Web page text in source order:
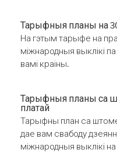
Тарыфныя планы на
На гэтым тарыфе на
міжнародныя выклікі
вамі краіны.
Тарыфныя планы са
платай
Тарыфны план са
дае вам свабоду
міжнародныя выклікі